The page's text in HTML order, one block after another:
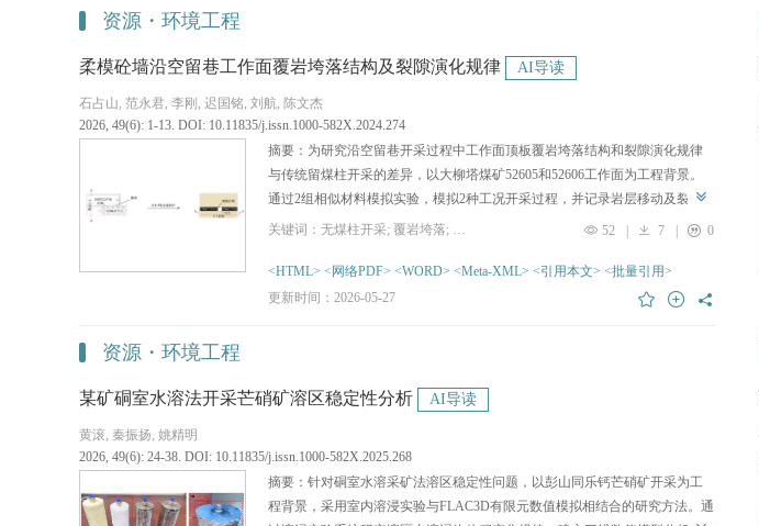
资源・环境工程
柔模砼墙沿空留巷工作面覆岩垮落结构及裂隙演化规律 AI导读
石占山, 范永君, 李刚, 迟国铭, 刘航, 陈文杰
2026, 49(6): 1-13. DOI: 10.11835/j.issn.1000-582X.2024.274
摘要：为研究沿空留巷开采过程中工作面顶板覆岩垮落结构和裂隙演化规律
与传统留煤柱开采的差异，以大柳塔煤矿52605和52606工作面为工程背景。
通过2组相似材料模拟实验，模拟2种工况开采过程，并记录岩层移动及裂隙
演化。研究结果表明，柔模砼墙沿空留巷时，一次采动留巷结束形成的裂隙
律接近。2种开采方式形成的裂隙率、裂隙类型、垮落范围和垮落角存在差
异，柔模砼墙沿空留巷工作面覆岩裂隙率为5.075 6%、垮落范围为覆岩50 m
后，砼墙顶板岩层未发生剪切滑落，形成铰接结构。而留煤柱工作面煤柱两
侧开采结束后岩层整体切落，上覆岩层在砼墙及煤柱两侧形成结构差异明
关键词：无煤柱开采; 覆岩垮落; 采动裂隙; 柔模混凝砼墙; 相似材料模拟 52 | 7 | 0
<HTML> <网络PDF> <WORD> <Meta-XML> <引用本文> <批量引用>
更新时间：2026-05-27
资源・环境工程
某矿硐室水溶法开采芒硝矿溶区稳定性分析 AI导读
黄滚, 秦振扬, 姚精明
2026, 49(6): 24-38. DOI: 10.11835/j.issn.1000-582X.2025.268
摘要：针对硐室水溶采矿法溶区稳定性问题，以彭山同乐钙芒硝矿开采为工
程背景，采用室内溶浸实验与FLAC3D有限元数值模拟相结合的研究方法。通